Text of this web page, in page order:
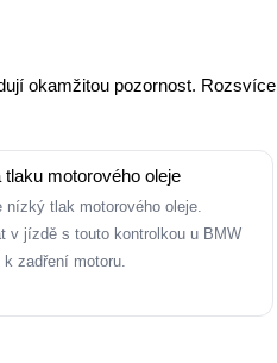
okamžitou pozornost.
tlaku motorového oleje
nízký tlak motorového oleje.
v jízdě s touto kontrolkou u BMW
zadření motoru.